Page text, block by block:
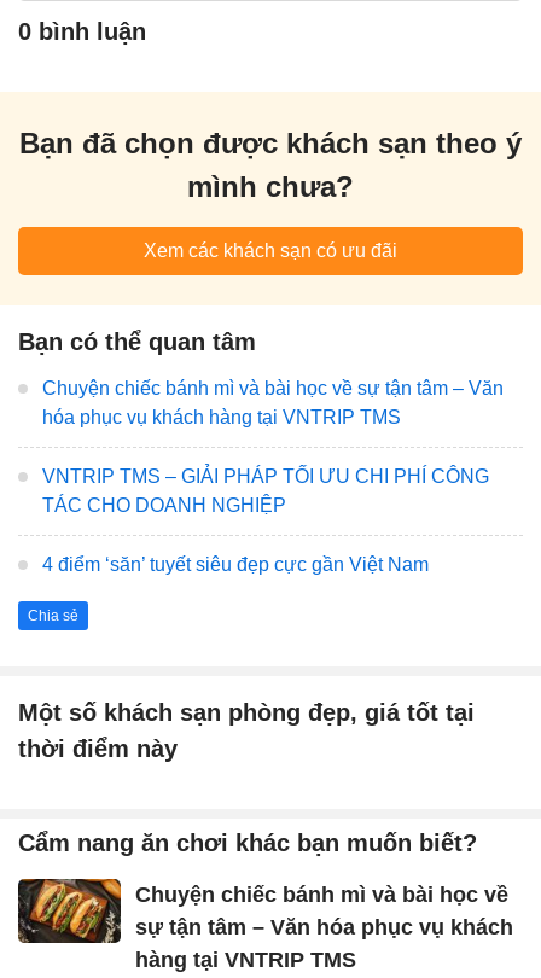
0 bình luận
Bạn đã chọn được khách sạn theo ý
mình chưa?
Xem các khách sạn có ưu đãi
Bạn có thể quan tâm
Chuyện chiếc bánh mì và bài học về sự tận tâm – Văn
hóa phục vụ khách hàng tại VNTRIP TMS
VNTRIP TMS – GIẢI PHÁP TỐI ƯU CHI PHÍ CÔNG
TÁC CHO DOANH NGHIỆP
4 điểm ‘săn’ tuyết siêu đẹp cực gần Việt Nam
Chia sẻ
Một số khách sạn phòng đẹp, giá tốt tại
thời điểm này
Cẩm nang ăn chơi khác bạn muốn biết?
Chuyện chiếc bánh mì và bài học về
sự tận tâm – Văn hóa phục vụ khách
hàng tại VNTRIP TMS